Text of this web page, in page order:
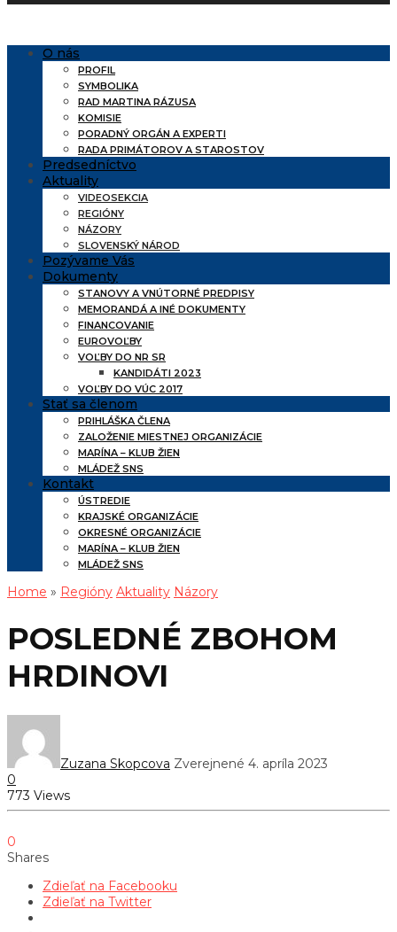
O nás
PROFIL
SYMBOLIKA
RAD MARTINA RÁZUSA
KOMISIE
PORADNÝ ORGÁN A EXPERTI
RADA PRIMÁTOROV A STAROSTOV
Predsedníctvo
Aktuality
VIDEOSEKCIA
REGIÓNY
NÁZORY
SLOVENSKÝ NÁROD
Pozývame Vás
Dokumenty
STANOVY A VNÚTORNÉ PREDPISY
MEMORANDÁ A INÉ DOKUMENTY
FINANCOVANIE
EUROVOĽBY
VOĽBY DO NR SR
KANDIDÁTI 2023
VOĽBY DO VÚC 2017
Stať sa členom
PRIHLÁŠKA ČLENA
ZALOŽENIE MIESTNEJ ORGANIZÁCIE
MARÍNA – KLUB ŽIEN
MLÁDEŽ SNS
Kontakt
ÚSTREDIE
KRAJSKÉ ORGANIZÁCIE
OKRESNÉ ORGANIZÁCIE
MARÍNA – KLUB ŽIEN
MLÁDEŽ SNS
Home » Regióny Aktuality Názory
POSLEDNÉ ZBOHOM
HRDINOVI
Zuzana Skopcova Zverejnené 4. apríla 2023
0
773 Views
0
Shares
Zdieľať na Facebooku
Zdieľať na Twitter